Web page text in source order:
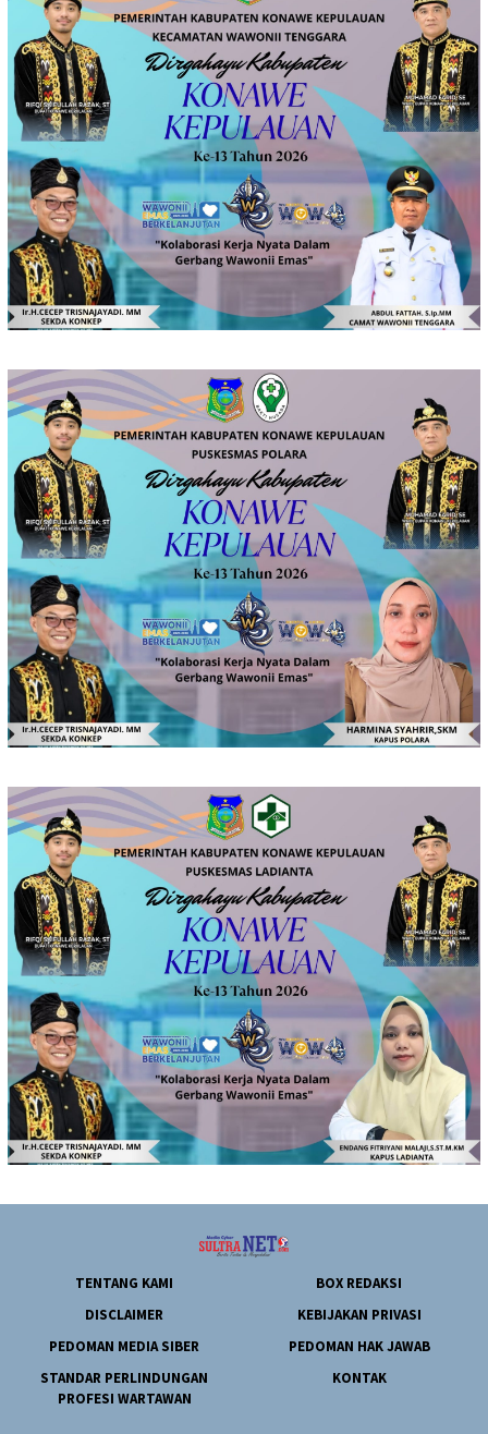
TENTANG KAMI
BOX REDAKSI
DISCLAIMER
KEBIJAKAN PRIVASI
PEDOMAN MEDIA SIBER
PEDOMAN HAK JAWAB
STANDAR PERLINDUNGAN
PROFESI WARTAWAN
KONTAK